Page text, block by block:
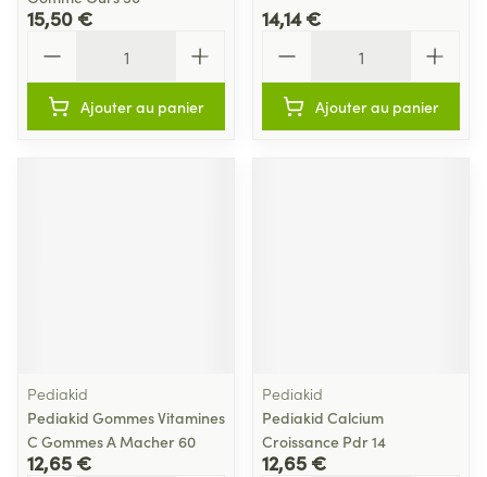
15,50 €
Ajouter au panier
14,14 €
Ajouter au panier
Pediakid
Pediakid Gommes Vitamines
C Gommes A Macher 60
12,65 €
Pediakid
Pediakid Calcium
Croissance Pdr 14
12,65 €